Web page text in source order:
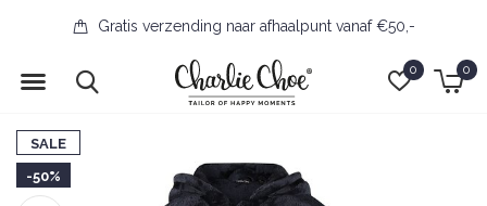
0 0
Gratis verzending naar afhaalpunt vanaf €50,-
SALE
-50%